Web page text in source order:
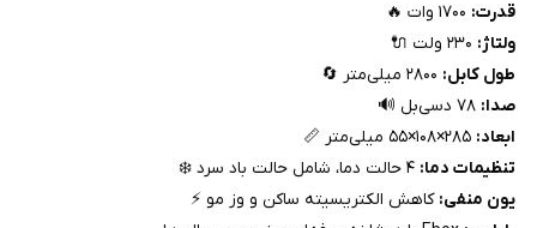
قدرت:
ولتاژ:
طول کابل:
صدا:
ابعاد:
تنظیمات دما:
یون منفی: کاهش الکتریسیته ساکن و وز مو ⚡